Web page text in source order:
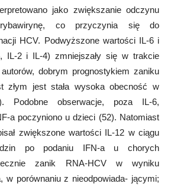
jako zwiększanie odczynu
co przyczynia się do
HCV. Podwyższone wartości IL-6 i
IL-2 i IL-4) zmniejszały się w trakcie
dobrym prognostykiem zaniku
złym jest stała wysoka obecność w
Podobne obserwacje, poza IL-6,
a poczyniono u dzieci (52). Natomiast
zwiększone wartości IL-12 w ciągu
po podaniu IFN-a u chorych
zanik RNA-HCV w wyniku
w porównaniu z nieodpowiada- jącymi;